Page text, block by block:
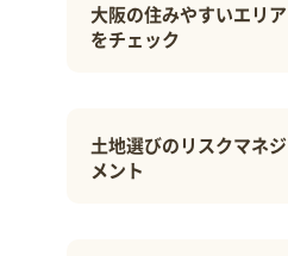
大阪の住みやすいエリア
をチェック
土地選びのリスクマネジ
メント